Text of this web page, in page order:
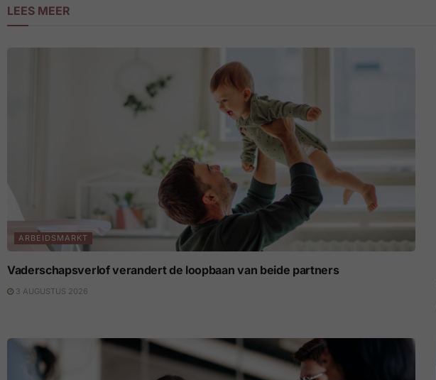
LEES MEER
ARBEIDSMARKT
Vaderschapsverlof verandert de loopbaan van beide partners
3 AUGUSTUS 2026